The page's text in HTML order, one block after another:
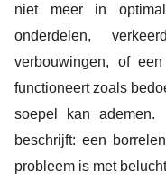
niet meer in
onderdelen,
verbouwingen, of
functioneert zoals
soepel kan
beschrijft: een
probleem is met